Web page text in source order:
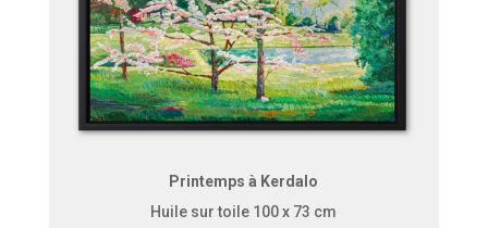
Printemps à Kerdalo
Huile sur toile 100 x 73 cm